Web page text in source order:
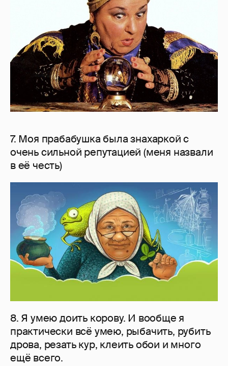
7. Моя прабабушка была знахаркой с
очень сильной репутацией (меня назвали
в её честь)
8. Я умею доить корову. И вообще я
практически всё умею, рыбачить, рубить
дрова, резать кур, клеить обои и много
ещё всего.